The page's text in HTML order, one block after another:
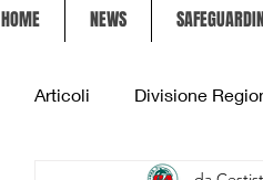
HOME NEWS
Articoli Divisione